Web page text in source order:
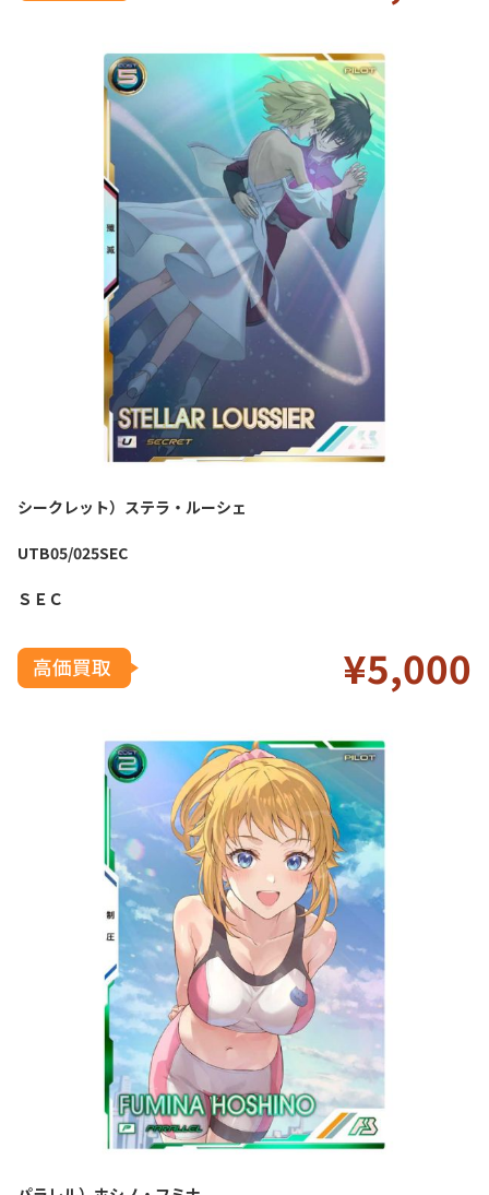
シークレット）ステラ・ルーシェ
UTB05/025SEC
ＳＥＣ
¥5,000